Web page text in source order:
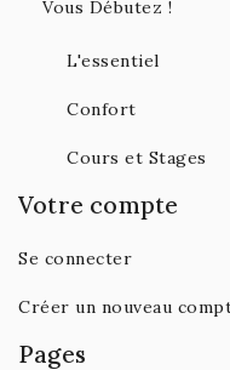
Vous Débutez !
L'essentiel
Confort
Cours et Stages
Votre compte
Se connecter
Créer un nouveau
Pages